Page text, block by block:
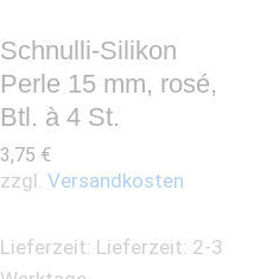
Schnulli-Silikon
Perle 15 mm, rosé,
Btl. à 4 St.
3,75 €
zzgl. Versandkosten
Lieferzeit: Lieferzeit: 2-3